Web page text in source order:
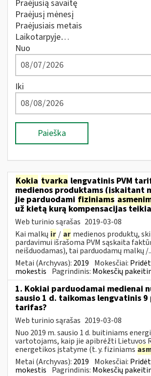
Praėjusią savaitę
Praėjusį mėnesį
Praėjusiais metais
Laikotarpyje…
Nuo
Iki
Paieška
Kokia tvarka lengvatinis PVM
medienos produktams (įskaitant
jie parduodami fiziniams
už kietą kurą kompensacijas teikia
Web turinio sąrašas 2019-03-08
Kai malkų ir / ar medienos produktų,
pardavimui išrašoma PVM sąskaita
neišduodamas), tai parduodamų malkų /
Metai (Archyvas): 2019 Mokesčiai:
mokestis Pagrindinis: Mokesčių
1. Kokiai parduodamai medienai
sausio 1 d. taikomas lengvatinis 9
tarifas?
Web turinio sąrašas 2019-03-08
Nuo 2019 m. sausio 1 d. buitiniams energi
vartotojams, kaip jie apibrėžti Lietuvos
energetikos įstatyme (t. y. fiziniams
Metai (Archyvas): 2019 Mokesčiai:
mokestis Pagrindinis: Mokesčių